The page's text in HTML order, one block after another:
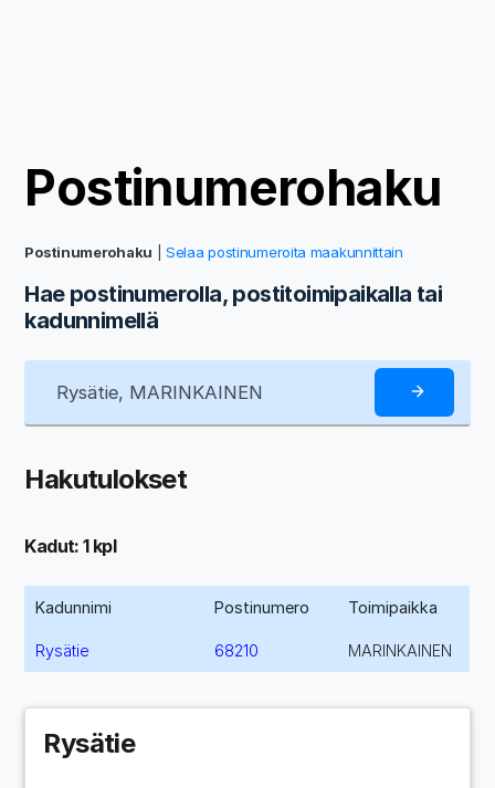
Postinumerohaku
Postinumerohaku |Selaa postinumeroita maakunnittain
Hae postinumerolla, postitoimipaikalla tai
kadunnimellä
Hakutulokset
Kadut: 1 kpl
Kadunnimi Postinumero Toimipaikka
Rysätie 68210 MARINKAINEN
Rysätie